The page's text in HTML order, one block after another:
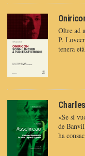
Oltre ad
P.
tenera
«Se si
de
ha